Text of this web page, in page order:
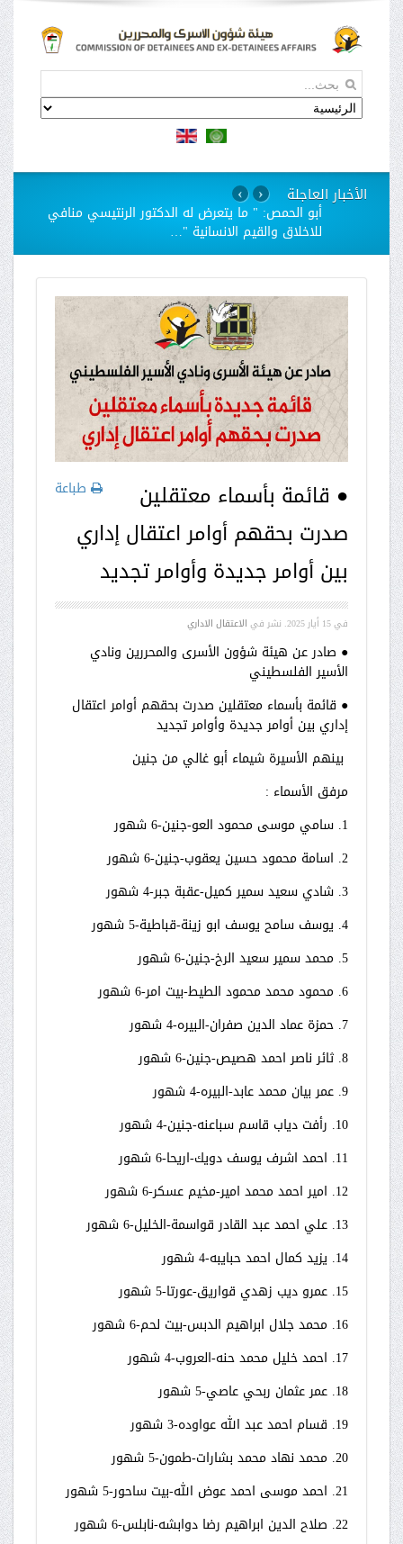
الأخبار العاجلة
استمرار مسلسل الانتهاكات بحق الاسيرات في سجن
"الدامون"
› ‹
طباعة
● قائمة بأسماء معتقلين
صدرت بحقهم أوامر اعتقال إداري
بين أوامر جديدة وأوامر تجديد
في15 أيار 2025 . نشر في الاعتقال الاداري
● صادر عن هيئة شؤون الأسرى والمحررين ونادي
الأسير الفلسطيني
● قائمة بأسماء معتقلين صدرت بحقهم أوامر اعتقال
إداري بين أوامر جديدة وأوامر تجديد
بينهم الأسيرة شيماء أبو غالي من جنين
مرفق الأسماء :
1. سامي موسى محمود العو-جنين-6 شهور
2. اسامة محمود حسين يعقوب-جنين-6 شهور
3. شادي سعيد سمير كميل-عقبة جبر-4 شهور
4. يوسف سامح يوسف ابو زينة-قباطية-5 شهور
5. محمد سمير سعيد الرخ-جنين-6 شهور
6. محمود محمد محمود الطيط-بيت امر-6 شهور
7. حمزة عماد الدين صفران-البيره-4 شهور
8. ثائر ناصر احمد هصيص-جنين-6 شهور
9. عمر بيان محمد عابد-البيره-4 شهور
10. رأفت دياب قاسم سباعنه-جنين-4 شهور
11. احمد اشرف يوسف دويك-اريحا-6 شهور
12. امير احمد محمد امير-مخيم عسكر-6 شهور
13. علي احمد عبد القادر قواسمة-الخليل-6 شهور
14. يزيد كمال احمد حبايبه-4 شهور
15. عمرو ديب زهدي قواريق-عورتا-5 شهور
16. محمد جلال ابراهيم الدبس-بيت لحم-6 شهور
17. احمد خليل محمد حنه-العروب-4 شهور
18. عمر عثمان ربحي عاصي-5 شهور
19. قسام احمد عبد الله عواوده-3 شهور
20. محمد نهاد محمد بشارات-طمون-5 شهور
21. احمد موسى احمد عوض الله-بيت ساحور-5 شهور
22. صلاح الدين ابراهيم رضا دوابشه-نابلس-6 شهور